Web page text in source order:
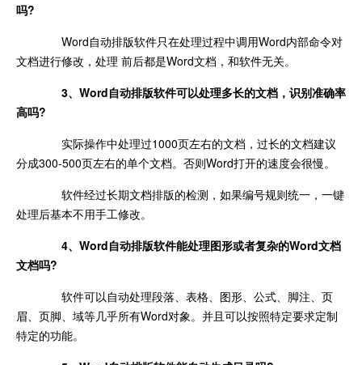
吗?
Word自动排版软件只在处理过程中调用Word内部命令对
文档进行修改，处理 前后都是Word文档，和软件无关。
3、Word自动排版软件可以处理多长的文档，识别准确率
高吗?
实际操作中处理过1000页左右的文档，过长的文档建议
分成300-500页左右的单个文档。否则Word打开的速度会很慢。
软件经过长期文档排版的检测，如果编号规则统一，一键
处理后基本不用手工修改。
4、Word自动排版软件能处理图形或者复杂的Word文档
文档吗?
软件可以自动处理段落、表格、图形、公式、脚注、页
眉、页脚、域等几乎所有Word对象。并且可以按照特定要求定制
特定的功能。